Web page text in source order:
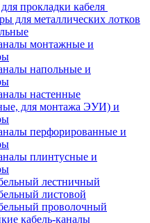
прокладки кабеля
для металлических лотков
монтажные и
напольные и
настенные
для монтажа ЭУИ) и
перфорированные и
плинтусные и
лестничный
листовой
проволочный
кабель-каналы